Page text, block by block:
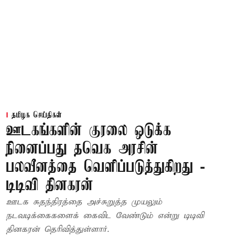
தமிழக செய்திகள்
ஊடகங்களின் குரலை ஒடுக்க
நினைப்பது தவெக அரசின்
பலவீனத்தை வெளிப்படுத்துகிறது -
டிடிவி தினகரன்
ஊடக சுதந்திரத்தை அச்சுறுத்த முயலும்
நடவடிக்கைகளைக் கைவிட வேண்டும் என்று டிடிவி
தினகரன் தெரிவித்துள்ளார்.